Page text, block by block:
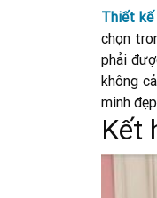
Thiết kế
chọn
phải
không
minh
Kết